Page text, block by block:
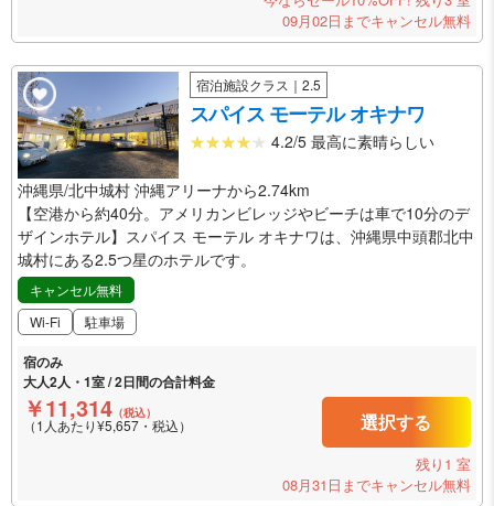
09月02日までキャンセル無料
宿泊施設クラス｜2.5
スパイス モーテル オキナワ
4.2/5 最高に素晴らしい
沖縄県/北中城村 沖縄アリーナから2.74km
【空港から約40分。アメリカンビレッジやビーチは車で10分のデ
ザインホテル】スパイス モーテル オキナワは、沖縄県中頭郡北中
城村にある2.5つ星のホテルです。
キャンセル無料
Wi-Fi
駐車場
宿のみ
大人2人・1室 / 2日間の合計料金
￥11,314 （税込）
（1人あたり¥5,657・税込） 選択する
残り1 室
08月31日までキャンセル無料